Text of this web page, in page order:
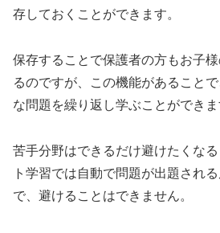
存しておくことができます。
保存することで保護者の方もお子
るのですが、この機能があること
な問題を繰り返し学ぶことができま
苦手分野はできるだけ避けたくな
ト学習では自動で問題が出題され
で、避けることはできません。